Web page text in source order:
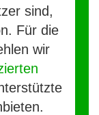
sind,
Für die
wir